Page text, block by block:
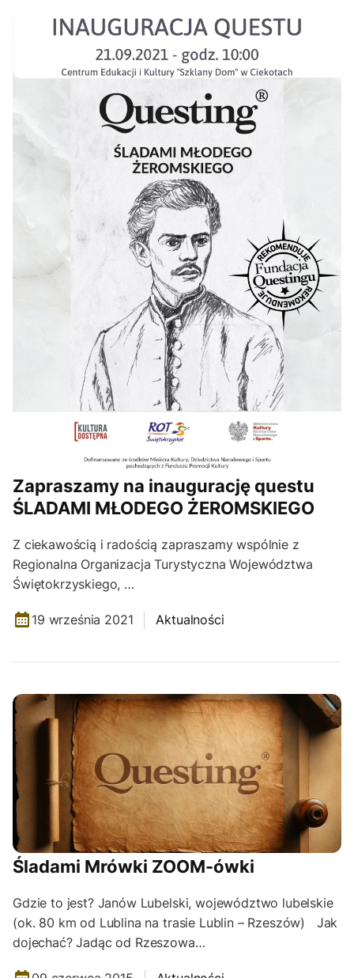
Zapraszamy na inaugurację questu
ŚLADAMI MŁODEGO ŻEROMSKIEGO
Z ciekawością i radością zapraszamy wspólnie z
Regionalna Organizacja Turystyczna Województwa
Świętokrzyskiego, …
19 września 2021 Aktualności
Śladami Mrówki ZOOM-ówki
Gdzie to jest? Janów Lubelski, województwo lubelskie
(ok. 80 km od Lublina na trasie Lublin – Rzeszów) Jak
dojechać? Jadąc od Rzeszowa…